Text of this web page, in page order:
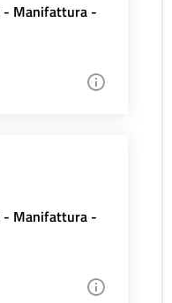
- Manifattura -
- Manifattura -